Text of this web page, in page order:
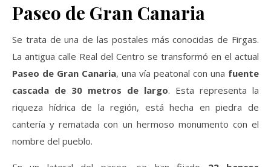
Paseo de Gran Canaria
Se trata de una de las postales más conocidas de Firgas.
La antigua calle Real del Centro se transformó en el actual
Paseo de Gran Canaria, una vía peatonal con una fuente
cascada de 30 metros de largo. Esta representa la
riqueza hídrica de la región, está hecha en piedra de
cantería y rematada con un hermoso monumento con el
nombre del pueblo.